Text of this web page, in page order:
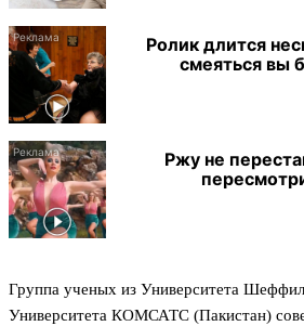
Ролик длится
смеяться вы
Ржу не
Группа ученых из Университета
Университета КОМСАТС (Пакистан)